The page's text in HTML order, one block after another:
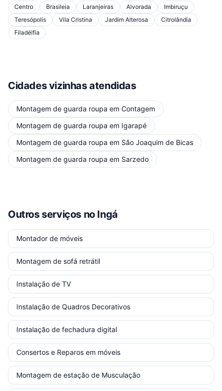
Centro Brasileia Laranjeiras Alvorada
Imbiruçu
Teresópolis
Vila Cristina Jardim Alterosa
Citrolândia
Filadélfia
Cidades vizinhas atendidas
Montagem de guarda roupa em Contagem
Montagem de guarda roupa em Igarapé
Montagem de guarda roupa em São Joaquim de Bicas
Montagem de guarda roupa em Sarzedo
Outros serviços no Ingá
Montador de móveis
Montagem de sofá retrátil
Instalação de TV
Instalação de Quadros Decorativos
Instalação de fechadura digital
Consertos e Reparos em móveis
Montagem de estação de Musculação